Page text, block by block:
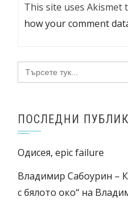
This site uses Akismet
how your comment
Search
for:
ПОСЛЕДНИ
Одисея, epic failure
Владимир Сабоурин –
с бялото око“ на